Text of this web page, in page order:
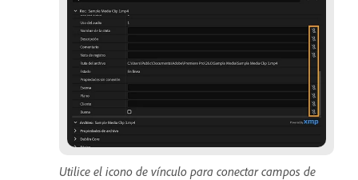
Utilice el icono de vínculo para conectar campos de